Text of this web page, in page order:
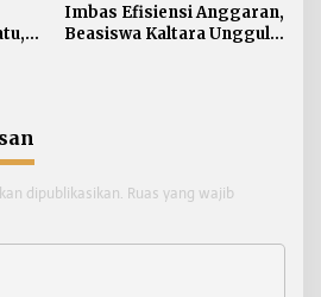
Imbas Efisiensi Anggaran,
Beasiswa Kaltara Unggul
dipublikasikan. Ruas yang wajib